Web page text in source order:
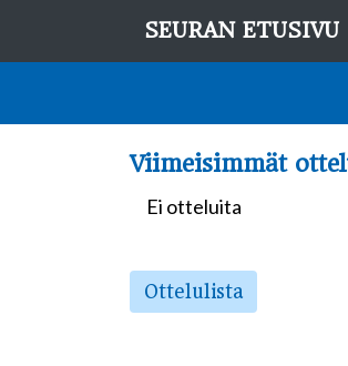
SEURAN ETUSIVU
Viimeisimmät
Ei otteluita
Ottelulista